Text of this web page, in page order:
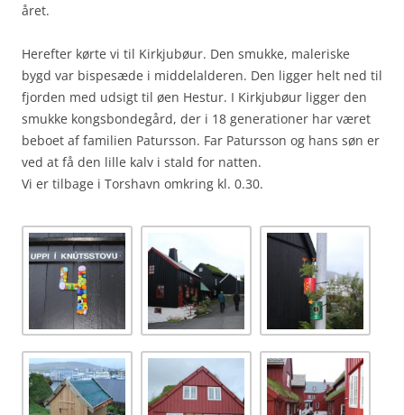
året.
Herefter kørte vi til Kirkjubøur. Den smukke, maleriske
bygd var bispesæde i middelalderen. Den ligger helt ned til
fjorden med udsigt til øen Hestur. I Kirkjubøur ligger den
smukke kongsbondegård, der i 18 generationer har været
beboet af familien Patursson. Far Patursson og hans søn er
ved at få den lille kalv i stald for natten.
Vi er tilbage i Torshavn omkring kl. 0.30.